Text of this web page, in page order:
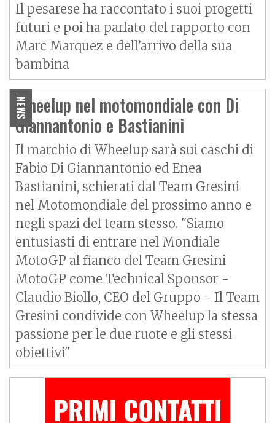
Il pesarese ha raccontato i suoi progetti
futuri e poi ha parlato del rapporto con
Marc Marquez e dell’arrivo della sua
bambina
NEWS
Wheelup nel motomondiale con Di
Giannantonio e Bastianini
Il marchio di Wheelup sarà sui caschi di
Fabio Di Giannantonio ed Enea
Bastianini, schierati dal Team Gresini
nel Motomondiale del prossimo anno e
negli spazi del team stesso. "Siamo
entusiasti di entrare nel Mondiale
MotoGP al fianco del Team Gresini
MotoGP come Technical Sponsor -
Claudio Biollo, CEO del Gruppo - Il Team
Gresini condivide con Wheelup la stessa
passione per le due ruote e gli stessi
obiettivi"